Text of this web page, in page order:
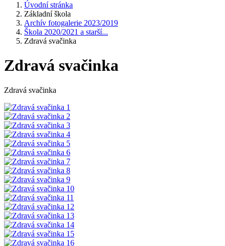
Úvodní stránka
Základní škola
Archív fotogalerie 2023/2019
Škola 2020/2021 a starší...
Zdravá svačinka
Zdravá svačinka
Zdravá svačinka